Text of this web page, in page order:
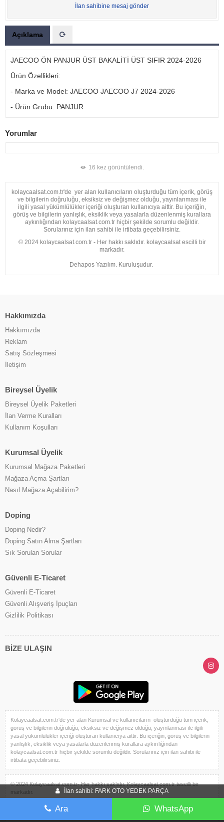
İlan sahibine mesaj gönder
İlan sahibi: FARK OTO YEDEK PARÇA
Ara WhatsApp
Açıklama
JAECOO ÖN PANJUR ÜST BAKALİTİ ÜST SIFIR 2024-2026
Ürün Özellikleri:
- Marka ve Model: JAECOO JAECOO J7 2024-2026
- Ürün Grubu: PANJUR
Yorumlar
16 kez görüntülendi.
kolaycaalsat.com.tr'de yer alan kullanıcıların oluşturduğu tüm içerik, görüş
ve bilgilerin doğruluğu, eksiksiz ve değişmez olduğu, yayınlanması ile
ilgili yasal yükümlülükler içeriği oluşturan kullanıcıya aittir. Bu içeriğin,
görüş ve bilgilerin yanlışlık, eksiklik veya yasalarla düzenlenmiş kurallara
aykırılığından kolaycaalsat.com.tr hiçbir şekilde sorumlu değildir.
Sorularınız için ilan sahibi ile irtibata geçebilirsiniz.
© 2024 kolaycaalsat.com.tr - Her hakkı saklıdır. kolaycaalsat escilli bir
markadır.
Dehapos Yazılım. Kuruluşudur.
Hakkımızda
Hakkımızda
Reklam
Satış Sözleşmesi
İletişim
Bireysel Üyelik
Bireysel Üyelik Paketleri
İlan Verme Kuralları
Kullanım Koşulları
Kurumsal Üyelik
Kurumsal Mağaza Paketleri
Mağaza Açma Şartları
Nasıl Mağaza Açabilirim?
Doping
Doping Nedir?
Doping Satın Alma Şartları
Sık Sorulan Sorular
Güvenli E-Ticaret
Güvenli E-Ticaret
Güvenli Alışveriş İpuçları
Gizlilik Politikası
BİZE ULAŞIN
Kolaycaalsat.com.tr'de yer alan Kurumsal ve kullanıcıların oluşturduğu tüm içerik,
görüş ve bilgilerin doğruluğu, eksiksiz ve değişmez olduğu, yayınlanması ile ilgili
yasal yükümlülükler içeriği oluşturan kullanıcıya aittir. Bu içeriğin, görüş ve bilgilerin
yanlışlık, eksiklik veya yasalarla düzenlenmiş kurallara aykırılığından
kolaycaalsat.com.tr hiçbir şekilde sorumlu değildir. Sorularınız için ilan sahibi ile
irtibata geçebilirsiniz.
© 2024 Kolaycaalsat.com.tr- Her hakkı saklıdır. Kolaycaalsat.com.tr tescilli bir
markadır.
Dehapos Yazılım Kuruluşudur.